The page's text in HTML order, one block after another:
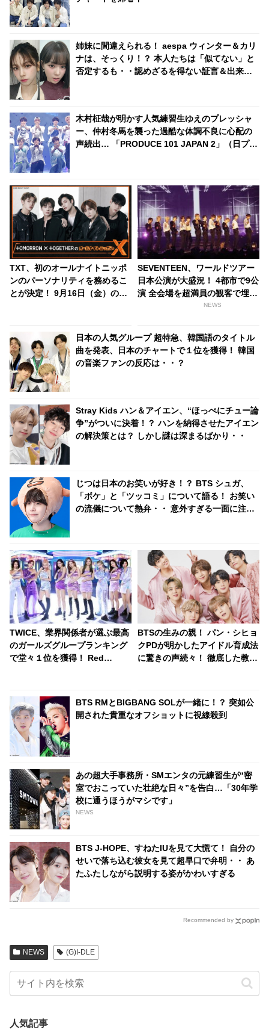
姉妹に間違えられる！ aespa ウィンター＆カリ
ナは、そっくり！？ 本人たちは「似てない」と
否定するも・・認めざるを得ない証言＆出来事
木村柾哉が明かす人気練習生ゆえのプレッシャ
ー、仲村冬馬を襲った過酷な体調不良に心配の
声続出… 「PRODUCE 101 JAPAN 2」（日プ
TXT、初のオールナイトニッポ
ンのパーソナリティを務めるこ
とが決定！ 9月16日（金）の放
SEVENTEEN、ワールドツアー
日本公演が大盛況！ 4都市で9公
演 全会場を超満員の観客で埋め
尽くす[ライブレポート]
NEWS
日本の人気グループ 超特急、韓国語のタイトル
曲を発表、日本のチャートで１位を獲得！ 韓国
の音楽ファンの反応は・・？
Stray Kids ハン＆アイエン、“ほっぺにチュー論
争”がついに決着！？ ハンを納得させたアイエン
の解決策とは？ しかし謎は深まるばかり・・
じつは日本のお笑いが好き！？ BTS シュガ、
「ボケ」と「ツッコミ」について語る！ お笑い
の流儀について熱弁・・ 意外すぎる一面に注目
TWICE、業界関係者が選ぶ最高
のガールズグループランキング
で堂々１位を獲得！ Red
BTSの生みの親！ パン・シヒョ
クPDが明かしたアイドル育成法
に驚きの声続々！ 徹底した教育
BTS RMとBIGBANG SOLが一緒に！？ 突如公
開された貴重なオフショットに視線殺到
あの超大手事務所・SMエンタの元練習生が“密
室でおこっていた壮絶な日々”を告白…「30年学
校に通うほうがマシです」
NEWS
BTS J-HOPE、すねたIUを見て大慌て！ 自分の
せいで落ち込む彼女を見て超早口で弁明・・ あ
たふたしながら説明する姿がかわいすぎる
Recommended by
NEWS (G)I-DLE
人気記事